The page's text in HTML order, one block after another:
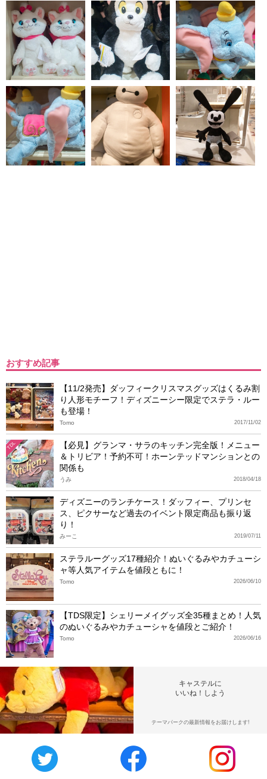
おすすめ記事
【11/2発売】ダッフィークリスマスグッズはくるみ割
り人形モチーフ！ディズニーシー限定でステラ・ルー
も登場！
2017/11/02
Tomo
TDL
【必見】グランマ・サラのキッチン完全版！メニュー
＆トリビア！予約不可！ホーンテッドマンションとの
関係も
2018/04/18
うみ
ディズニーのランチケース！ダッフィー、プリンセ
ス、ピクサーなど過去のイベント限定商品も振り返
り！
2019/07/11
みーこ
ステラルーグッズ17種紹介！ぬいぐるみやカチューシ
ャ等人気アイテムを値段ともに！
2026/06/10
Tomo
【TDS限定】シェリーメイグッズ全35種まとめ！人気
のぬいぐるみやカチューシャを値段とご紹介！
2026/06/16
Tomo
キャステルに
いいね！しよう
テーマパークの最新情報をお届けします!